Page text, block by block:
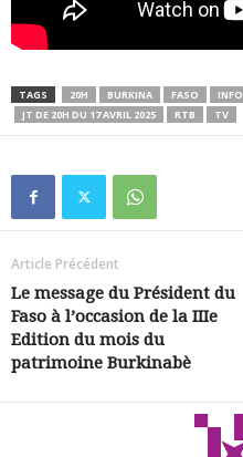
TAGS 20H BURKINA FASO INFO
JT DE 20H DU 17 AVRIL 2025
RTB TV
Article Précédent
Le message du Président du
Faso à l’occasion de la IIIe
Edition du mois du
patrimoine Burkinabè